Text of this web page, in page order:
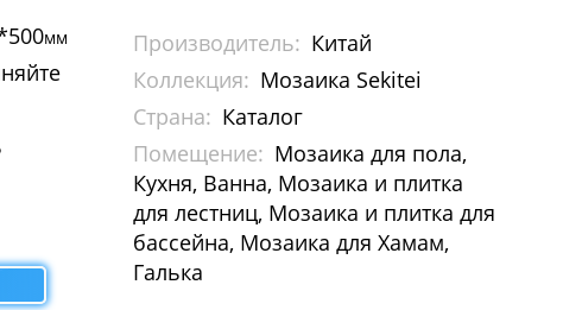
Производитель: Китай
Коллекция: Мозаика Sekitei
Страна: Каталог
Помещение: Мозаика для пола,
Кухня, Ванна, Мозаика и плитка
для лестниц, Мозаика и плитка для
бассейна, Мозаика для Хамам,
Галька
мм